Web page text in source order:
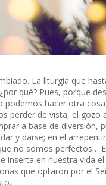
La liturgia que
qué? Pues, porque
podemos hacer otra
perder de vista, el
a base de diversión,
y darse; en el
no somos perfectos…
inserta en nuestra vida
que optaron por el